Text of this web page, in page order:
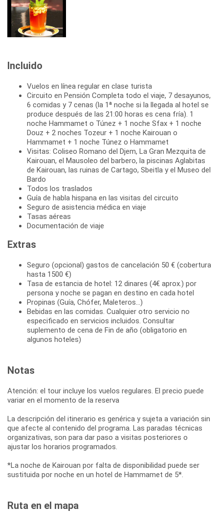
Incluido
Vuelos en línea regular en clase turista
Circuito en Pensión Completa todo el viaje, 7 desayunos,
6 comidas y 7 cenas (la 1ª noche si la llegada al hotel se
produce después de las 21:00 horas es cena fría). 1
noche Hammamet o Túnez + 1 noche Sfax + 1 noche
Douz + 2 noches Tozeur + 1 noche Kairouan o
Hammamet + 1 noche Túnez o Hammamet
Visitas: Coliseo Romano del Djem, La Gran Mezquita de
Kairouan, el Mausoleo del barbero, la piscinas Aglabitas
de Kairouan, las ruinas de Cartago, Sbeitla y el Museo del
Bardo
Todos los traslados
Guía de habla hispana en las visitas del circuito
Seguro de asistencia médica en viaje
Tasas aéreas
Documentación de viaje
Extras
Seguro (opcional) gastos de cancelación 50 € (cobertura
hasta 1500 €)
Tasa de estancia de hotel: 12 dinares (4€ aprox.) por
persona y noche se pagan en destino en cada hotel
Propinas (Guía, Chófer, Maleteros...)
Bebidas en las comidas. Cualquier otro servicio no
especificado en servicios incluidos. Consultar
suplemento de cena de Fin de año (obligatorio en
algunos hoteles)
Notas
Atención: el tour incluye los vuelos regulares. El precio puede
variar en el momento de la reserva
La descripción del itinerario es genérica y sujeta a variación sin
que afecte al contenido del programa. Las paradas técnicas
organizativas, son para dar paso a visitas posteriores o
ajustar los horarios programados.
*La noche de Kairouan por falta de disponibilidad puede ser
sustituida por noche en un hotel de Hammamet de 5*.
Ruta en el mapa